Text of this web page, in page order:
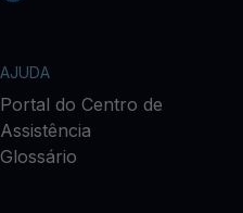
AJUDA
Portal do Centro de
Assistência
Glossário